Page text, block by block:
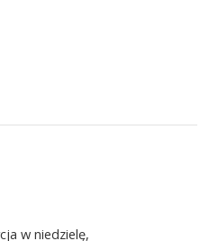
w niedzielę,